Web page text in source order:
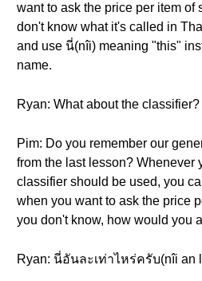
want to ask the price per item of
don't know what it's called in
and use นี่(nîi) meaning "this"
name.
Ryan: What about the classifier?
Pim: Do you remember our
from the last lesson? Whenever
classifier should be used, you
when you want to ask the price
you don't know, how would you
Ryan: นี่อันละเท่าไหร่ครับ(nîi an